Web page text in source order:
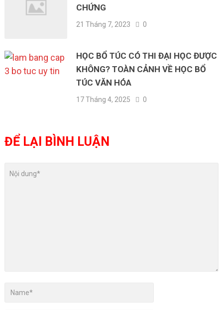
CHỨNG
21 Tháng 7, 2023 0
HỌC BỔ TÚC CÓ THI ĐẠI HỌC ĐƯỢC
KHÔNG? TOÀN CẢNH VỀ HỌC BỔ
TÚC VĂN HÓA
17 Tháng 4, 2025 0
ĐỂ LẠI BÌNH LUẬN